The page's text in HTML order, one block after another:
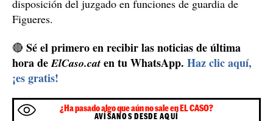
disposición del juzgado en funciones de guardia de
Figueres.
🔴 Sé el primero en recibir las noticias de última
hora deElCaso.cat en tu WhatsApp. Haz clic aquí,
¡es gratis!
¿Ha pasado algo que aún no sale en EL CASO?
AVÍSANOS DESDE AQUÍ